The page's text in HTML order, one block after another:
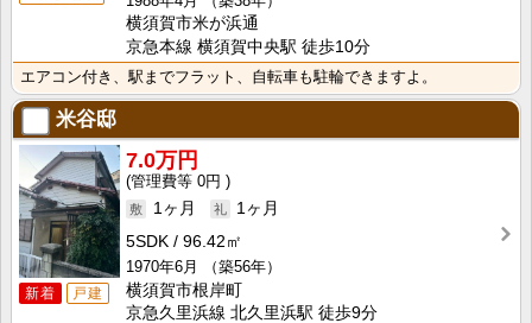
横須賀市米が浜通
京急本線 横須賀中央駅 徒歩10分
エアコン付き、駅までフラット、自転車も駐輪できますよ。
米谷邸
新着 戸建
7.0万円
0円
1ヶ月
1ヶ月
5SDK
96.42㎡
1970年6月
（築56年）
横須賀市根岸町
京急久里浜線 北久里浜駅 徒歩9分